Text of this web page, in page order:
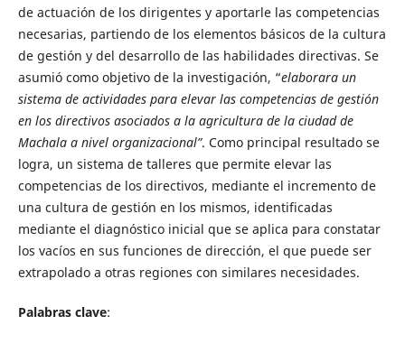
de actuación de los dirigentes y aportarle las competencias
necesarias, partiendo de los elementos básicos de la cultura
de gestión y del desarrollo de las habilidades directivas. Se
asumió como objetivo de la investigación, “elaborara un
sistema de actividades para elevar las competencias de gestión
en los directivos asociados a la agricultura de la ciudad de
Machala a nivel organizacional”. Como principal resultado se
logra, un sistema de talleres que permite elevar las
competencias de los directivos, mediante el incremento de
una cultura de gestión en los mismos, identificadas
mediante el diagnóstico inicial que se aplica para constatar
los vacíos en sus funciones de dirección, el que puede ser
extrapolado a otras regiones con similares necesidades.
Palabras clave: